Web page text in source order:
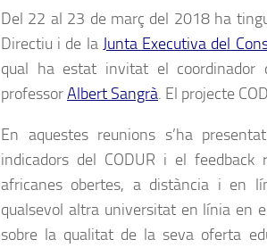
Del 22 al 23 de març del 2018 ha
Directiu i de la Junta Executiva del
qual ha estat invitat el coordinador
professorAlbert Sangrà. El projecte
En aquestes reunions s’ha
indicadors del CODUR i el
africanes obertes, a distància i en
qualsevol altra universitat en línia en
sobre la qualitat de la seva oferta